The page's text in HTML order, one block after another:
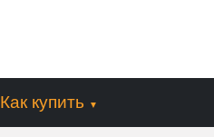
Как купить